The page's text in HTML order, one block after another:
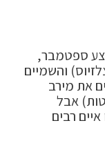
ספטמבר,
ה-20 מעלות צלזיוס) והשמיים
את מירב
אבל
רבים